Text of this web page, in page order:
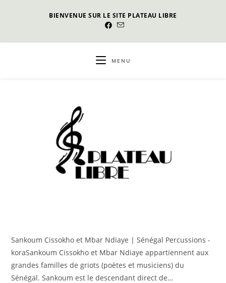
BIENVENUE SUR LE SITE PLATEAU LIBRE
MENU
Sankoum Cissokho et Mbar Ndiaye | Sénégal Percussions -
koraSankoum Cissokho et Mbar Ndiaye appartiennent aux
grandes familles de griots (poètes et musiciens) du
Sénégal. Sankoum est le descendant direct de…